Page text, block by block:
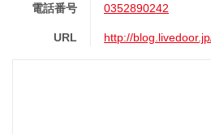
電話番号 0352890242
URL http://